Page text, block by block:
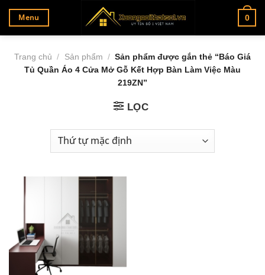
Bỏ
qua
nội
dung
Menu 0
Trang chủ / Sản phẩm / Sản phẩm được gắn thẻ “Báo Giá
Tủ Quần Áo 4 Cửa Mở Gỗ Kết Hợp Bàn Làm Việc Màu
219ZN”
LỌC